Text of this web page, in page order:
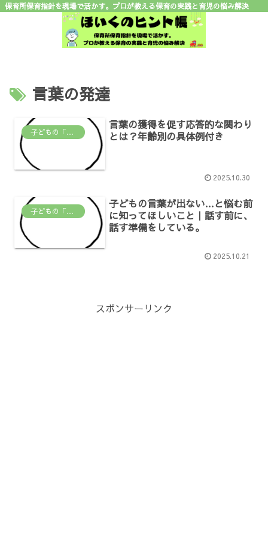
保育所保育指針を現場で活かす。プロが教える保育の実践と育児の悩み解決
言葉の発達
子どもの「なんで？」がわかる場所
言葉の獲得を促す応答的な関わり
とは？年齢別の具体例付き
2025.10.30
子どもの「なんで？」がわかる場所
子どもの言葉が出ない…と悩む前
に知ってほしいこと｜話す前に、
話す準備をしている。
2025.10.21
スポンサーリンク